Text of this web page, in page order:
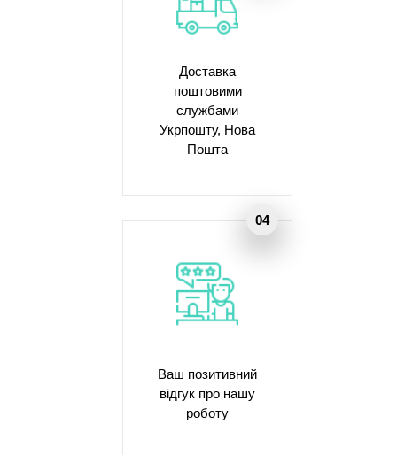
Доставка
поштовими
службами
Укрпошту, Нова
Пошта
Ваш позитивний
відгук про нашу
роботу